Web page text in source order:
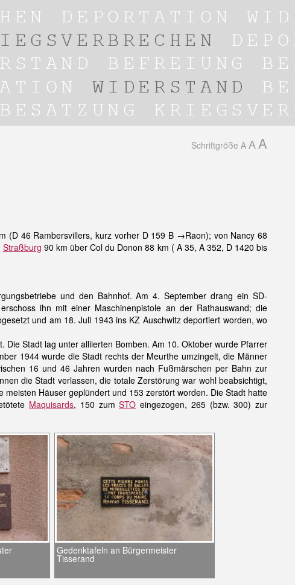
Schriftgröße A A A
(D 46 Rambersvillers, kurz vorher D 159 B →Raon); von Nancy 68
Straßburg 90 km über Col du Donon 88 km ( A 35, A 352, D 1420 bis
und den Bahnhof. Am 4. September drang ein SD-
ihn mit einer Maschinenpistole an der Rathauswand; die
und am 18. Juli 1943 ins KZ Auschwitz deportiert worden, wo
Stadt lag unter alliierten Bomben. Am 10. Oktober wurde Pfarrer
1944 wurde die Stadt rechts der Meurthe umzingelt, die Männer
16 und 46 Jahren wurden nach Fußmärschen per Bahn zur
die Stadt verlassen, die totale Zerstörung war wohl beabsichtigt,
meisten Häuser geplündert und 153 zerstört worden. Die Stadt hatte
Maquisards, 150 zumSTO eingezogen, 265 (bzw. 300) zur
Gedenktafeln an Bürgermeister
Tisserand